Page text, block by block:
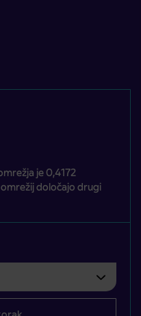
je 0,4172
določajo drugi